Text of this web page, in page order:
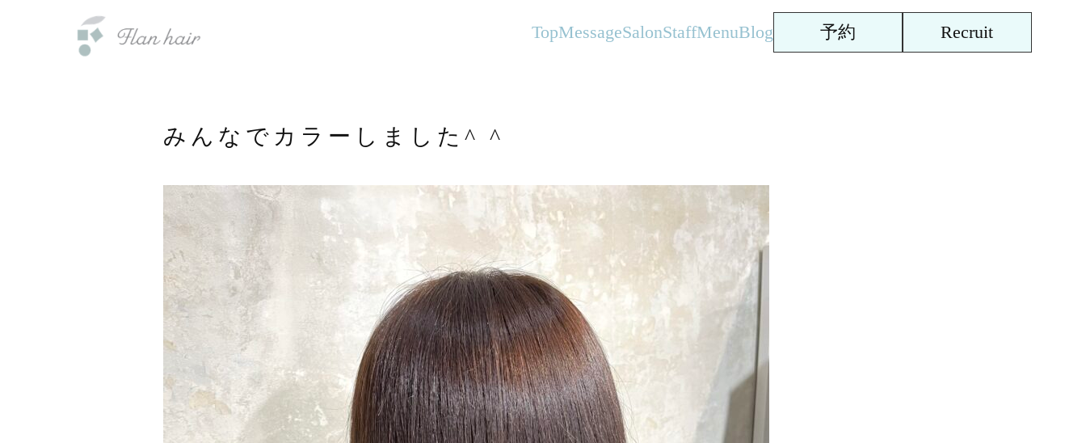
福岡県の美容室・美容院・半個室オーガニックヘアサロンFlanhair
TopMessageSalonStaffMenuBlog 予約 Recruit
みんなでカラーしました^ ^